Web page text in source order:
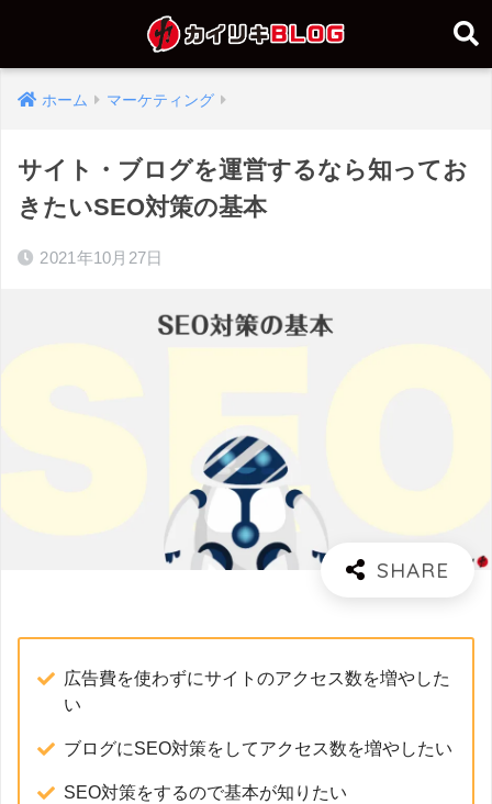
ホーム マーケティング
サイト・ブログを運営するなら知ってお
きたいSEO対策の基本
2021年10月27日
広告費を使わずにサイトのアクセス数を増やした
い
ブログにSEO対策をしてアクセス数を増やしたい
SEO対策をするので基本が知りたい